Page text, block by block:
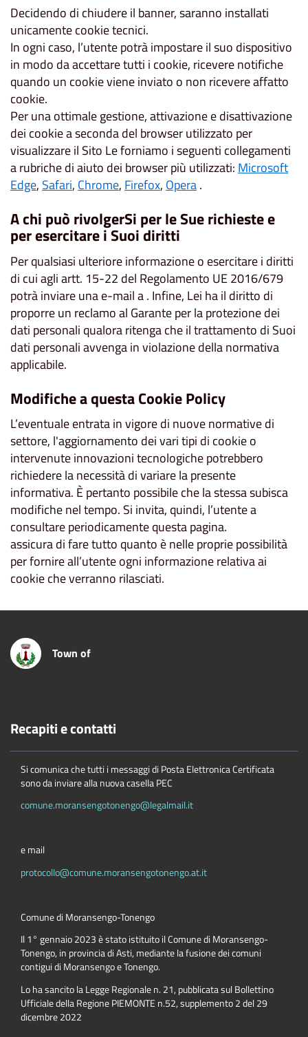
Decidendo di chiudere il banner, saranno installati
unicamente cookie tecnici.
In ogni caso, l’utente potrà impostare il suo dispositivo
in modo da accettare tutti i cookie, ricevere notifiche
quando un cookie viene inviato o non ricevere affatto
cookie.
Per una ottimale gestione, attivazione e disattivazione
dei cookie a seconda del browser utilizzato per
visualizzare il Sito Le forniamo i seguenti collegamenti
a rubriche di aiuto dei browser più utilizzati: Microsoft
Edge, Safari, Chrome, Firefox, Opera.
A chi può rivolgerSi per le Sue richieste e
per esercitare i Suoi diritti
Per qualsiasi ulteriore informazione o esercitare i diritti
di cui agli artt. 15-22 del Regolamento UE 2016/679
potrà inviare una e-mail a . Infine, Lei ha il diritto di
proporre un reclamo al Garante per la protezione dei
dati personali qualora ritenga che il trattamento di Suoi
dati personali avvenga in violazione della normativa
applicabile.
Modifiche a questa Cookie Policy
L’eventuale entrata in vigore di nuove normative di
settore, l'aggiornamento dei vari tipi di cookie o
intervenute innovazioni tecnologiche potrebbero
richiedere la necessità di variare la presente
informativa. È pertanto possibile che la stessa subisca
modifiche nel tempo. Si invita, quindi, l’utente a
consultare periodicamente questa pagina.
assicura di fare tutto quanto è nelle proprie possibilità
per fornire all’utente ogni informazione relativa ai
cookie che verranno rilasciati.
Town of
Recapiti e contatti
Si comunica che tutti i messaggi di Posta Elettronica Certificata
sono da inviare alla nuova casella PEC
comune.moransengotonengo@legalmail.it
e mail
protocollo@comune.moransengotonengo.at.it
Comune di Moransengo-Tonengo
Il 1° gennaio 2023 è stato istituito il Comune di Moransengo-
Tonengo, in provincia di Asti, mediante la fusione dei comuni
contigui di Moransengo e Tonengo.
Lo ha sancito la Legge Regionale n. 21, pubblicata sul Bollettino
Ufficiale della Regione PIEMONTE n.52, supplemento 2 del 29
dicembre 2022